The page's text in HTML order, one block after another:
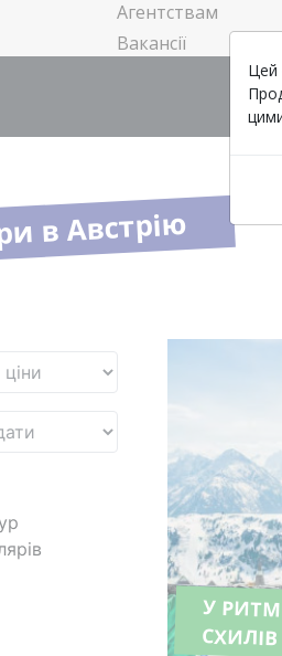
Цей
Агентствам
Вакансії
в Австрію
У
СХИЛІВ